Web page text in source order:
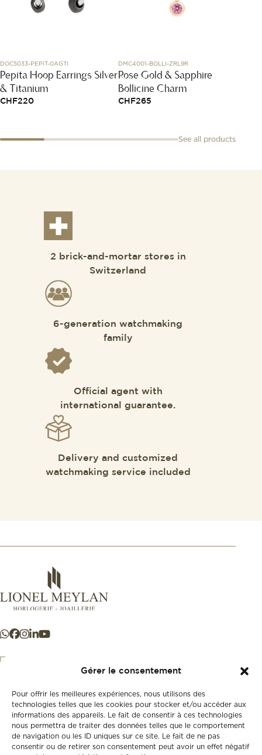
Gérer le consentement
Pour offrir les meilleures expériences, nous utilisons des
technologies telles que les cookies pour stocker et/ou accéder aux
informations des appareils. Le fait de consentir à ces technologies
nous permettra de traiter des données telles que le comportement
de navigation ou les ID uniques sur ce site. Le fait de ne pas
consentir ou de retirer son consentement peut avoir un effet négatif
DOC5033-PEPIT-0AGTI
Pepita Hoop Earrings Silver
& Titanium
CHF220
DMC4001-BOLLI-ZRL9R
Rose Gold & Sapphire
Bollicine Charm
CHF265
See all products
2 brick-and-mortar stores in
Switzerland
6-generation watchmaking
family
Official agent with
international guarantee.
Delivery and customized
watchmaking service included
Store
New
+41 21 925 50 50